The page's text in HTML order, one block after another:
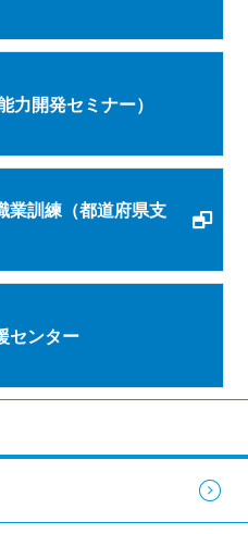
力開発セミナー）
業訓練（都道府県支
センター